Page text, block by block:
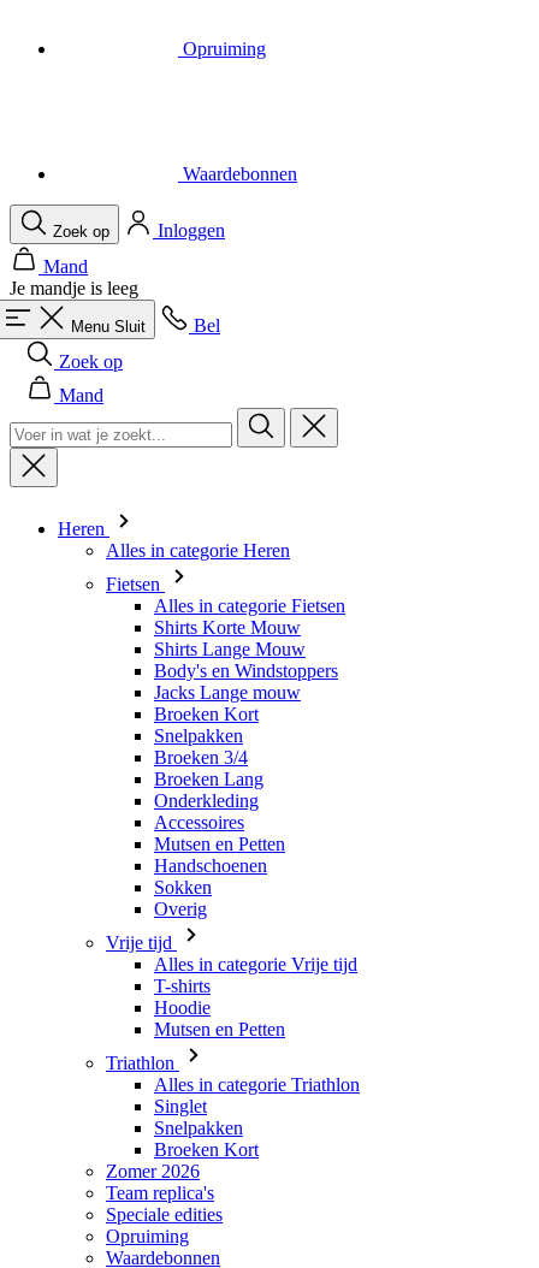
Opruiming
Waardebonnen
Zoek op
Inloggen
Mand
Je mandje is leeg
Menu Sluit
Bel
Zoek op
Mand
Heren
Alles in categorie Heren
Fietsen
Alles in categorie Fietsen
Shirts Korte Mouw
Shirts Lange Mouw
Body's en Windstoppers
Jacks Lange mouw
Broeken Kort
Snelpakken
Broeken 3/4
Broeken Lang
Onderkleding
Accessoires
Mutsen en Petten
Handschoenen
Sokken
Overig
Vrije tijd
Alles in categorie Vrije tijd
T-shirts
Hoodie
Mutsen en Petten
Triathlon
Alles in categorie Triathlon
Singlet
Snelpakken
Broeken Kort
Zomer 2026
Team replica's
Speciale edities
Opruiming
Waardebonnen